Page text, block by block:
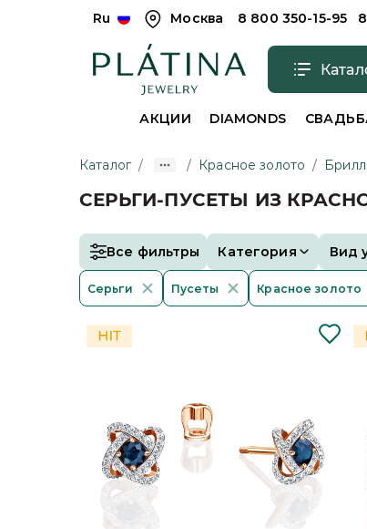
Ru Москва 8 800 350-15-95
АКЦИИ DIAMONDS
Каталог / / Красное золото /
СЕРЬГИ-ПУСЕТЫ ИЗ
Все фильтры Категория Вид
Серьги Пусеты Красное золото